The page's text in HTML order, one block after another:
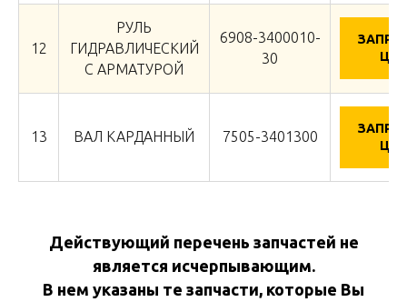
12
РУЛЬ
ГИДРАВЛИЧЕСКИЙ
С АРМАТУРОЙ
6908-3400010-
30
13 ВАЛ КАРДАННЫЙ 7505-3401300
Действующий перечень запчастей не
является исчерпывающим.
В нем указаны те запчасти, которые Вы